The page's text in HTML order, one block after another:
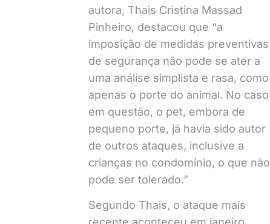
autora, Thais Cristina Massad
Pinheiro, destacou que “a
imposição de medidas preventivas
de segurança não pode se ater a
uma análise simplista e rasa, como
apenas o porte do animal. No caso
em questão, o pet, embora de
pequeno porte, já havia sido autor
de outros ataques, inclusive a
crianças no condomínio, o que não
pode ser tolerado.”
Segundo Thais, o ataque mais